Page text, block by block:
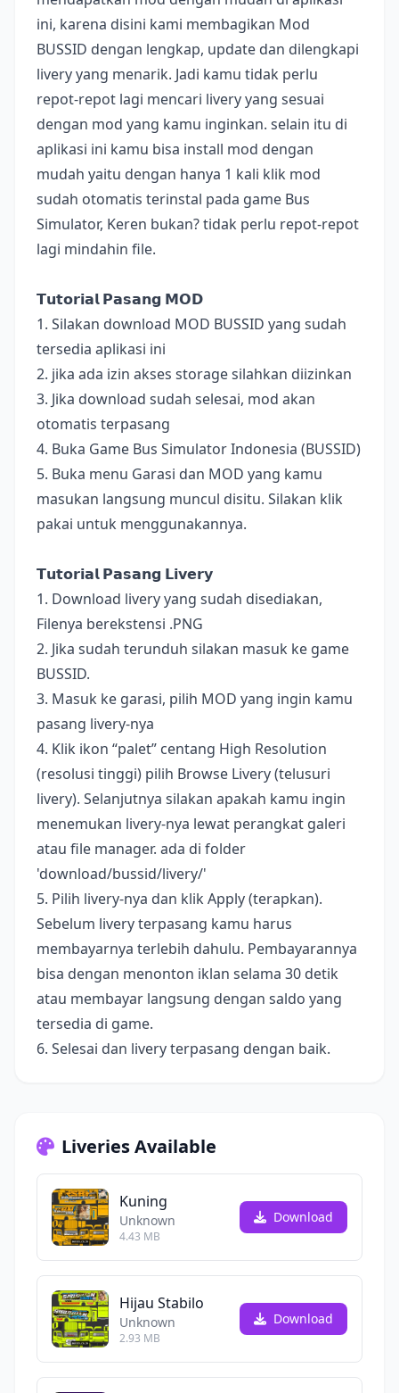
ini, karena disini kami membagikan Mod
BUSSID dengan lengkap, update dan dilengkapi
livery yang menarik. Jadi kamu tidak perlu
repot-repot lagi mencari livery yang sesuai
dengan mod yang kamu inginkan. selain itu di
aplikasi ini kamu bisa install mod dengan
mudah yaitu dengan hanya 1 kali klik mod
sudah otomatis terinstal pada game Bus
Simulator, Keren bukan? tidak perlu repot-repot
lagi mindahin file.
𝗧𝘂𝘁𝗼𝗿𝗶𝗮𝗹 𝗣𝗮𝘀𝗮𝗻𝗴 𝗠𝗢𝗗
1. Silakan download MOD BUSSID yang sudah
tersedia aplikasi ini
2. jika ada izin akses storage silahkan diizinkan
3. Jika download sudah selesai, mod akan
otomatis terpasang
4. Buka Game Bus Simulator Indonesia (BUSSID)
5. Buka menu Garasi dan MOD yang kamu
masukan langsung muncul disitu. Silakan klik
pakai untuk menggunakannya.
𝗧𝘂𝘁𝗼𝗿𝗶𝗮𝗹 𝗣𝗮𝘀𝗮𝗻𝗴 𝗟𝗶𝘃𝗲𝗿𝘆
1. Download livery yang sudah disediakan,
Filenya berekstensi .PNG
2. Jika sudah terunduh silakan masuk ke game
BUSSID.
3. Masuk ke garasi, pilih MOD yang ingin kamu
pasang livery-nya
4. Klik ikon “palet” centang High Resolution
(resolusi tinggi) pilih Browse Livery (telusuri
livery). Selanjutnya silakan apakah kamu ingin
menemukan livery-nya lewat perangkat galeri
atau file manager. ada di folder
'download/bussid/livery/'
5. Pilih livery-nya dan klik Apply (terapkan).
Sebelum livery terpasang kamu harus
membayarnya terlebih dahulu. Pembayarannya
bisa dengan menonton iklan selama 30 detik
atau membayar langsung dengan saldo yang
tersedia di game.
6. Selesai dan livery terpasang dengan baik.
Liveries Available
Kuning
Unknown
4.43 MB
Download
Hijau Stabilo
Unknown
2.93 MB
Download